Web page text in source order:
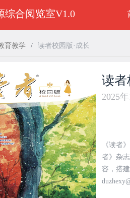
育教学 / 读者校园版·成长
读者
2025
《读者
者》杂
容，搭
综合阅览室V1.0